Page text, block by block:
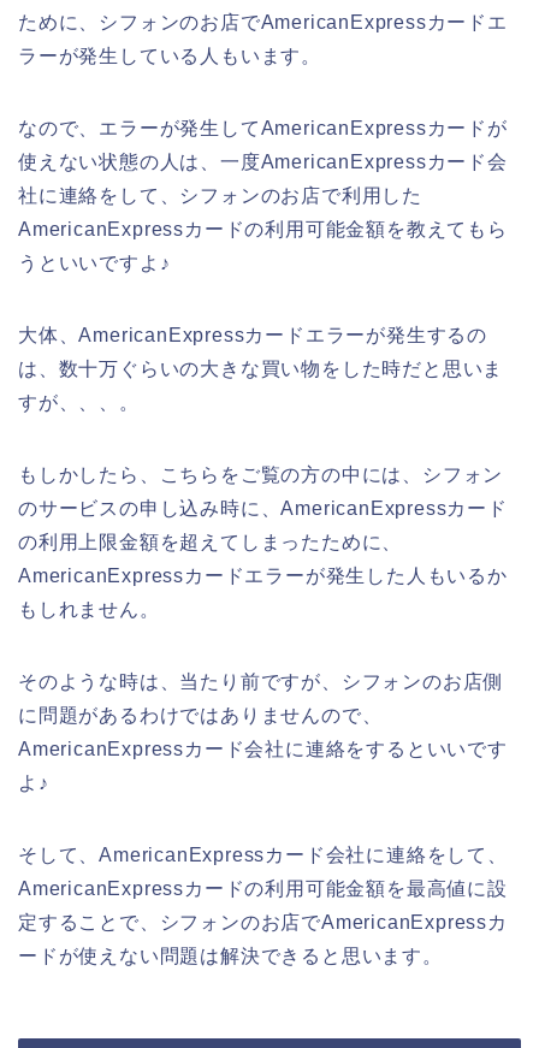
ために、シフォンのお店でAmericanExpressカードエ
ラーが発生している人もいます。
なので、エラーが発生してAmericanExpressカードが
使えない状態の人は、一度AmericanExpressカード会
社に連絡をして、シフォンのお店で利用した
AmericanExpressカードの利用可能金額を教えてもら
うといいですよ♪
大体、AmericanExpressカードエラーが発生するの
は、数十万ぐらいの大きな買い物をした時だと思いま
すが、、、。
もしかしたら、こちらをご覧の方の中には、シフォン
のサービスの申し込み時に、AmericanExpressカード
の利用上限金額を超えてしまったために、
AmericanExpressカードエラーが発生した人もいるか
もしれません。
そのような時は、当たり前ですが、シフォンのお店側
に問題があるわけではありませんので、
AmericanExpressカード会社に連絡をするといいです
よ♪
そして、AmericanExpressカード会社に連絡をして、
AmericanExpressカードの利用可能金額を最高値に設
定することで、シフォンのお店でAmericanExpressカ
ードが使えない問題は解決できると思います。